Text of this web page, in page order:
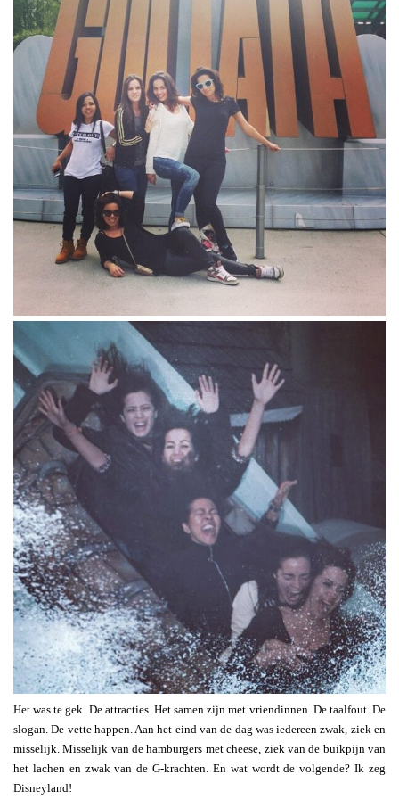
Het was te gek. De attracties. Het samen zijn met vriendinnen. De taalfout. De
slogan. De vette happen. Aan het eind van de dag was iedereen zwak, ziek en
misselijk. Misselijk van de hamburgers met cheese, ziek van de buikpijn van
het lachen en zwak van de G-krachten. En wat wordt de volgende? Ik zeg
Disneyland!